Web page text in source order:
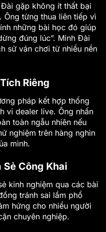
gặp không ít thất bại
Ông từng thua liên tiếp vì
những bài học đó giúp
đúng lúc”. Minh Đài
sử ván chơi từ nhiều nền
Riêng
pháp kết hợp thống
vi dealer live. Ông nhấn
toàn ngẫu nhiên nếu
nghiệm trên hàng nghìn
mình.
Công Khai
kinh nghiệm qua các bài
tránh sai lầm phổ
hứng cho nhiều người
chuyên nghiệp.